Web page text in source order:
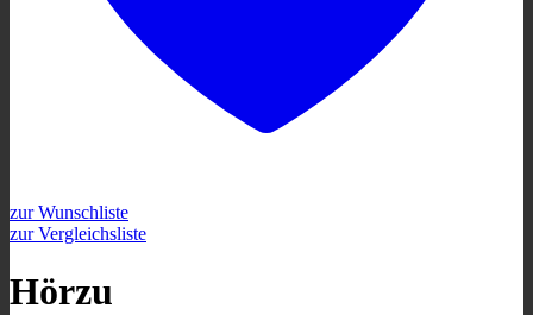
zur Wunschliste
zur Vergleichsliste
Hörzu